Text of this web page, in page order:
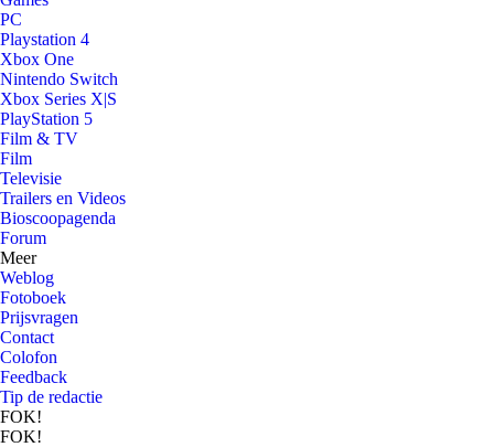
PC
Playstation 4
Xbox One
Nintendo Switch
Xbox Series X|S
PlayStation 5
Film & TV
Film
Televisie
Trailers en Videos
Bioscoopagenda
Forum
Meer
Weblog
Fotoboek
Prijsvragen
Contact
Colofon
Feedback
Tip de redactie
FOK!
FOK!